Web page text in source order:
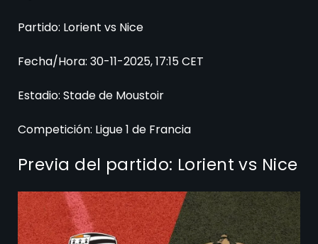
Partido: Lorient vs Nice
Fecha/Hora: 30-11-2025, 17:15 CET
Estadio: Stade de Moustoir
Competición: Ligue 1 de Francia
Previa del partido: Lorient vs Nice